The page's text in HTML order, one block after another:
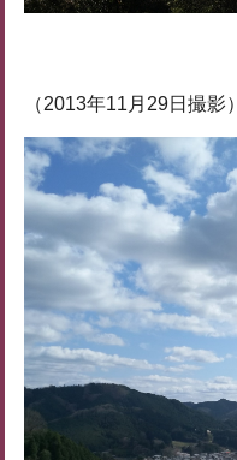
（2013年11月29日撮影）